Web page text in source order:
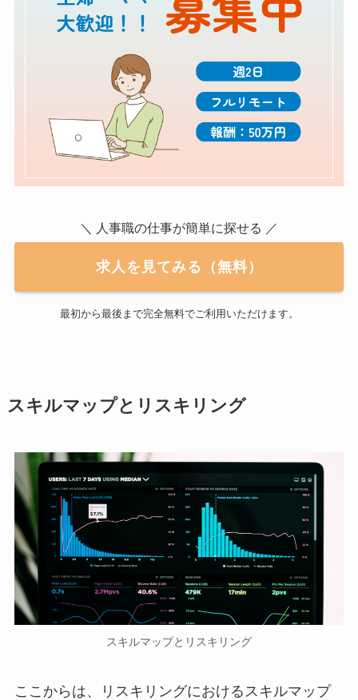
＼ 人事職の仕事が簡単に探せる ／
求人を見てみる（無料）
最初から最後まで完全無料でご利用いただけます。
スキルマップとリスキリング
スキルマップとリスキリング
ここからは、リスキリングにおけるスキルマップ